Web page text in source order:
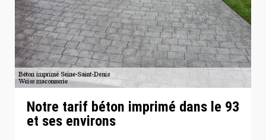
Notre tarif béton imprimé dans le 93
et ses environs